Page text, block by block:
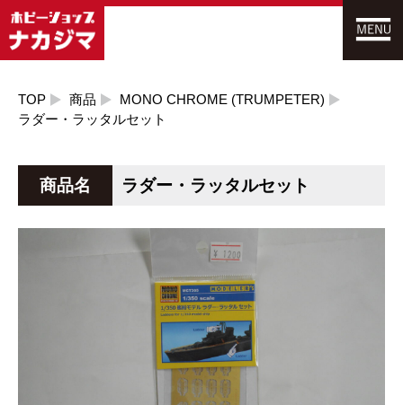
TOP 商品
MONO CHROME (TRUMPETER)
ラダー・ラッタルセット
商品名 ラダー・ラッタルセット